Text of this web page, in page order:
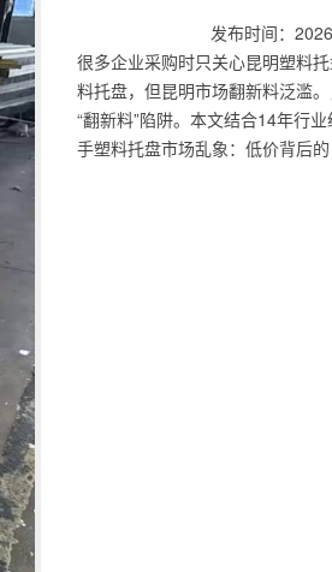
发布时间：
很多企业采购时只关心昆明塑料
料托盘，但昆明市场翻新料泛滥
“翻新料”陷阱。本文结合14年行
手塑料托盘市场乱象：低价背后的